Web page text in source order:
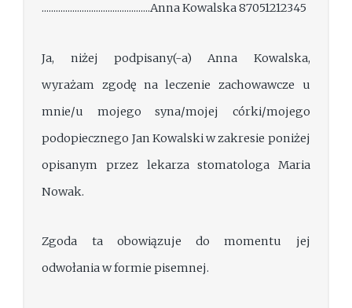
..............................................Anna Kowalska 87051212345
Ja, niżej podpisany(-a) Anna Kowalska,
wyrażam zgodę na leczenie zachowawcze u
mnie/u mojego syna/mojej córki/mojego
podopiecznego Jan Kowalski w zakresie poniżej
opisanym przez lekarza stomatologa Maria
Nowak.
Zgoda ta obowiązuje do momentu jej
odwołania w formie pisemnej.